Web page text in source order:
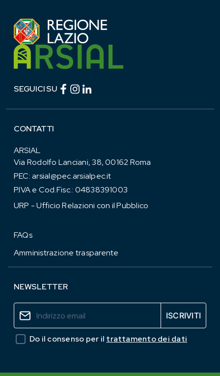
SEGUICI SU Facebook (link esterno)
Instagram (link esterno)
CONTATTI
ARSIAL
Via Rodolfo Lanciani, 38, 00162 Roma
PEC:arsial@pec.arsialpec.it
P.IVA e Cod.Fisc.: 04838391003
URP - Ufficio Relazioni con il Pubblico
FAQs
Amministrazione trasparente
NEWSLETTER
Do il consenso per il trattamento dei dati